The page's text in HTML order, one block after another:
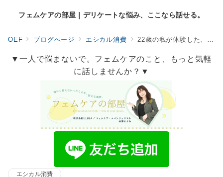
フェムケアの部屋｜デリケートな悩み、ここなら話せる。
OEF ブログぺージ エシカル消費 22歳の私が体験した、生理前 メンタルとの向き合い方
▼一人で悩まないで。フェムケアのこと、もっと気軽
に話しませんか？▼
エシカル消費